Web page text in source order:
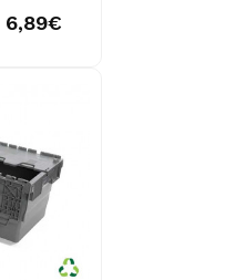
6,89€